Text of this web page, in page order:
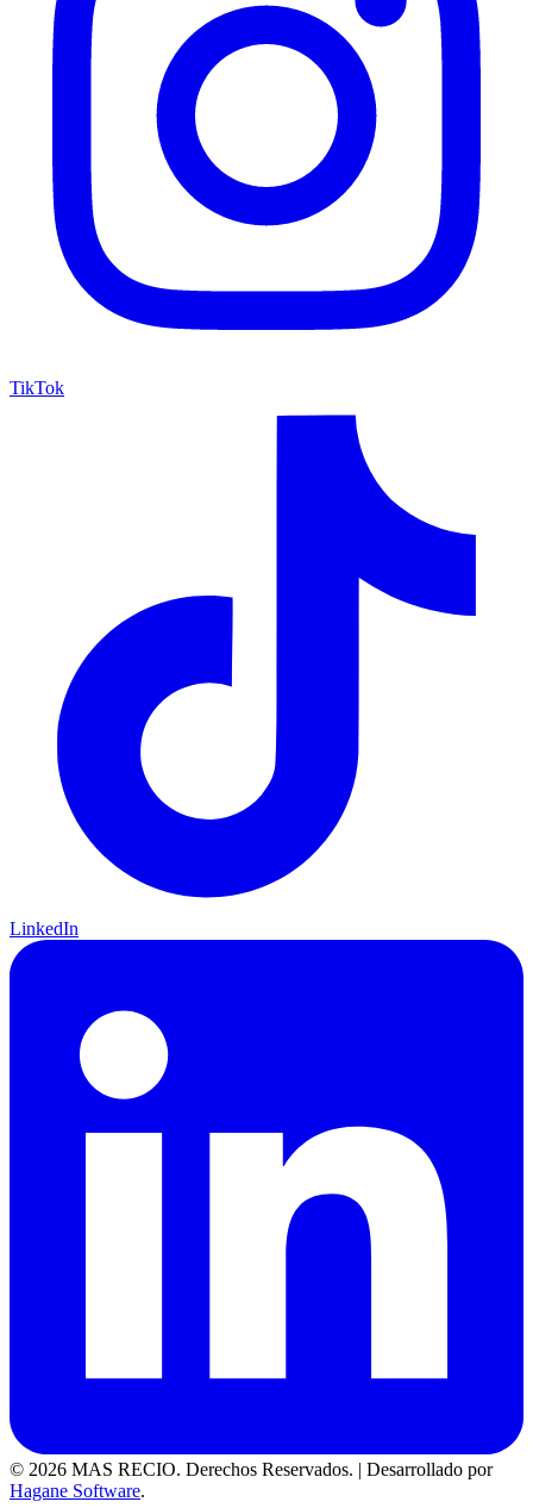
TikTok
LinkedIn
© 2026 MAS RECIO. Derechos Reservados. | Desarrollado por
Hagane Software.